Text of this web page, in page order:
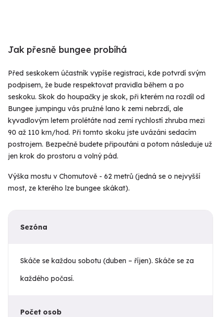
Jak přesně bungee probíhá
Před seskokem účastník vypíše registraci, kde potvrdí svým
podpisem, že bude respektovat pravidla během a po
seskoku. Skok do houpačky je skok, při kterém na rozdíl od
Bungee jumpingu vás pružné lano k zemi nebrzdí, ale
kyvadlovým letem prolétáte nad zemí rychlostí zhruba mezi
90 až 110 km/hod. Při tomto skoku jste uvázáni sedacím
postrojem. Bezpečně budete připoutáni a potom následuje už
jen krok do prostoru a volný pád.
Výška mostu v Chomutově - 62 metrů (jedná se o nejvyšší
most, ze kterého lze bungee skákat).
Sezóna
Skáče se každou sobotu (duben – říjen). Skáče se za
každého počasí.
Počet osob